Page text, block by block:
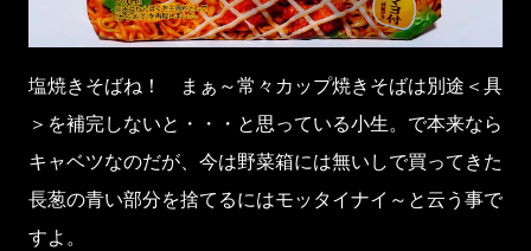
塩焼きそばね！ まぁ～常々カップ焼きそばは別途＜具
＞を補完しないと・・・と思っている小生。で本来なら
キャベツなのだが、今は野菜箱には無いしで買ってきた
長葱の青い部分を捨てるにはモッタイナイ～と云う事で
すよ。